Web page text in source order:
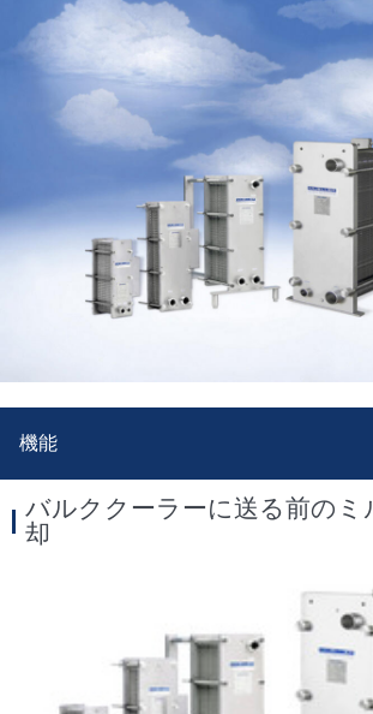
機能
バルククーラーに送る前のミ
却